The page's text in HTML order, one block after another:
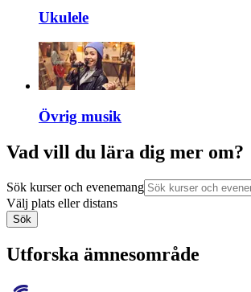
Ukulele
Övrig musik
Vad vill du lära dig mer om?
Sök kurser och evenemang
Välj plats eller distans
Sök
Utforska ämnesområde